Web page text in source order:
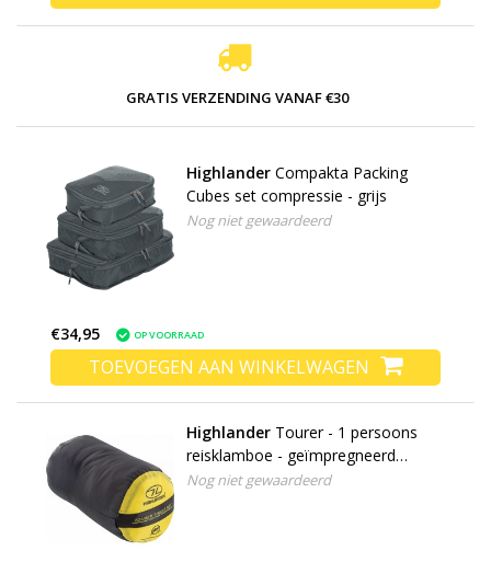
GRATIS VERZENDING VANAF €30
Highlander Compakta Packing
Cubes set compressie - grijs
Nog niet gewaardeerd
€34,95 OP VOORRAAD
TOEVOEGEN AAN WINKELWAGEN
Highlander Tourer - 1 persoons
reisklamboe - geïmpregneerd
muskietennet - wit
Nog niet gewaardeerd